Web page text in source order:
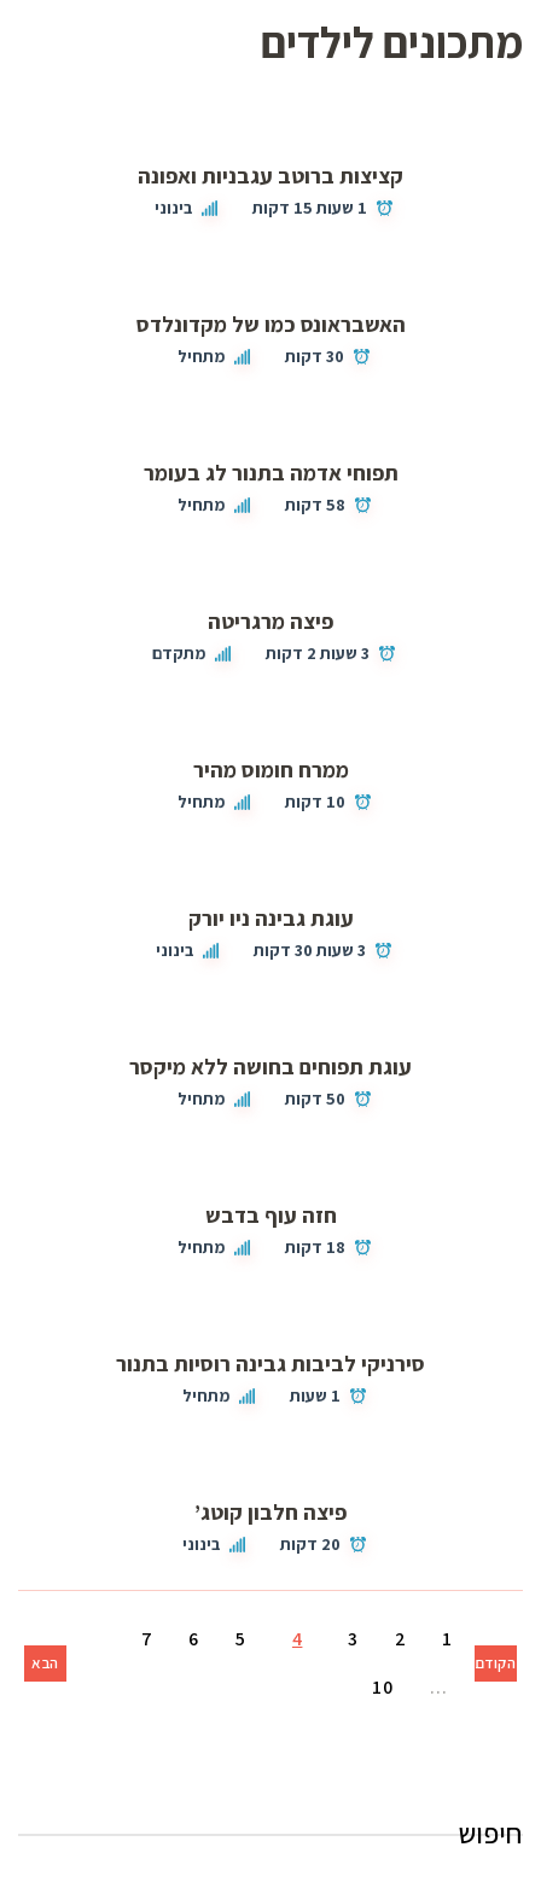
מתכונים לילדים
קציצות ברוטב עגבניות ואפונה
1 שעות 15 דקות בינוני
האשבראונס כמו של מקדונלדס
30 דקות מתחיל
תפוחי אדמה בתנור לג בעומר
58 דקות מתחיל
פיצה מרגריטה
3 שעות 2 דקות מתקדם
ממרח חומוס מהיר
10 דקות מתחיל
עוגת גבינה ניו יורק
3 שעות 30 דקות בינוני
עוגת תפוחים בחושה ללא מיקסר
50 דקות מתחיל
חזה עוף בדבש
18 דקות מתחיל
סירניקי לביבות גבינה רוסיות בתנור
1 שעות מתחיל
פיצה חלבון קוטג’
20 דקות בינוני
הקודם
1
2
3
4
5
6
7
…
10
הבא
חיפוש